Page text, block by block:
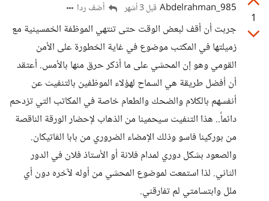
1
Abdelrahman_985 قبل 3 أشهر أضف ردا
جربت أن أقف لبعض الوقت حتى تنتهي الموظفة الخمسينية مع
زميلتها في المكتب موضوع في غاية الخطورة على الأمن
القومي وهو إن المحشي على ما أذكر حرق منها بالأمس. أعتقد
أن أفضل طريقة هي السماح لهؤلاء الموظفين بالتنفيث عن
أنفسهم بالكلام والضحك والطعام خاصة في المكاتب التي تزدحم
دائماً.. هذا التنفيث سيحمينا من الذهاب لإحضار الورقة الناقصة
من بوركينا فاسو وذلك الإمضاء الضروري من بابا الڤاتيكان.
والصعود بشكل دوري لمدام فلانة أو الأستاذ فلان في الدور
الثاني. لذا استمعت لموضوع المحشي من أوله لآخره دون أي
ملل وابتسامتي لم تفارقني.